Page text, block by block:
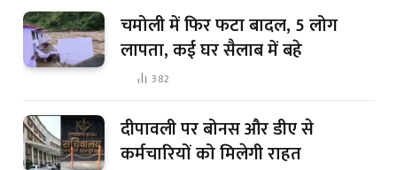
चमोली में फिर फटा बादल, 5 लोग
लापता, कई घर सैलाब में बहे
382
दीपावली पर बोनस और डीए से
कर्मचारियों को मिलेगी राहत